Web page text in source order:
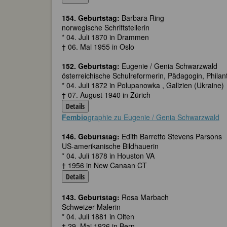
154. Geburtstag: Barbara Ring
norwegische Schriftstellerin
* 04. Juli 1870 in Drammen
† 06. Mai 1955 in Oslo
152. Geburtstag: Eugenie / Genia Schwarzwald
österreichische Schulreformerin, Pädagogin,
* 04. Juli 1872 in Polupanowka , Galizien (Ukraine)
† 07. August 1940 in Zürich
Details
Fembiographie zu Eugenie / Genia Schwarzwald
146. Geburtstag: Edith Barretto Stevens Parsons
US-amerikanische Bildhauerin
* 04. Juli 1878 in Houston VA
† 1956 in New Canaan CT
Details
143. Geburtstag: Rosa Marbach
Schweizer Malerin
* 04. Juli 1881 in Olten